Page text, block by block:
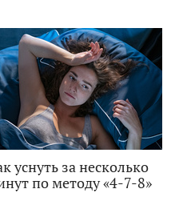
уснуть за несколько
по методу «4-7-8»